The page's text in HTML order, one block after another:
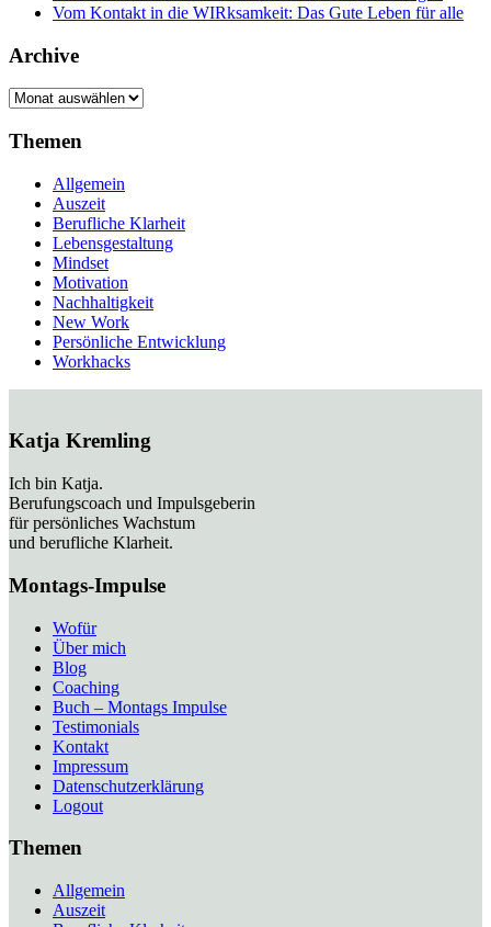
Vom Kontakt in die WIRksamkeit: Das Gute Leben für alle
Archive
Archive
Themen
Allgemein
Auszeit
Berufliche Klarheit
Lebensgestaltung
Mindset
Motivation
Nachhaltigkeit
New Work
Persönliche Entwicklung
Workhacks
Katja Kremling
Ich bin Katja.
Berufungscoach und Impulsgeberin
für persönliches Wachstum
und berufliche Klarheit.
Montags-Impulse
Wofür
Über mich
Blog
Coaching
Buch – Montags Impulse
Testimonials
Kontakt
Impressum
Datenschutzerklärung
Logout
Themen
Allgemein
Auszeit